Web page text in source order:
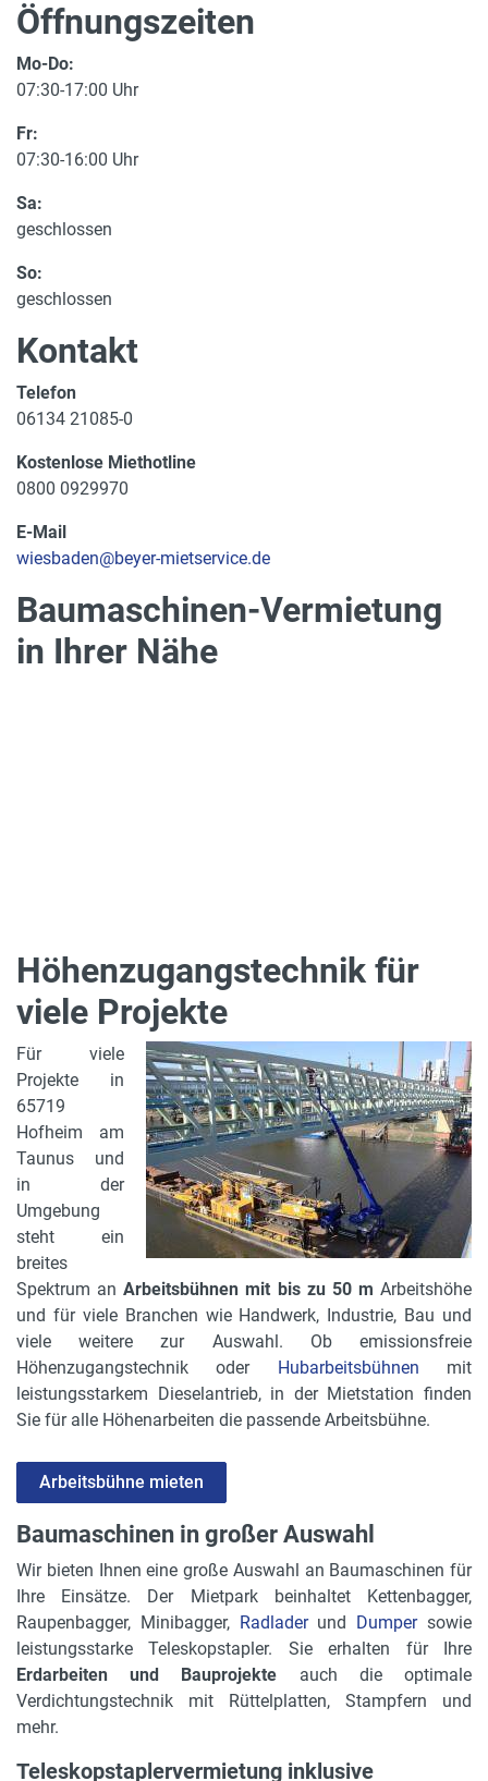
Öffnungszeiten
Mo-Do:
07:30-17:00 Uhr
Fr:
07:30-16:00 Uhr
Sa:
geschlossen
So:
geschlossen
Kontakt
Telefon
06134 21085-0
Kostenlose Miethotline
0800 0929970
E-Mail
wiesbaden@beyer-mietservice.de
Baumaschinen-Vermietung
in Ihrer Nähe
Höhenzugangstechnik für
viele Projekte
Für viele
Projekte in
65719
Hofheim am
Taunus und
in der
Umgebung
steht ein
breites
Spektrum anArbeitsbühnen mit bis zu 50 m Arbeitshöhe
und für viele Branchen wie Handwerk, Industrie, Bau und
viele weitere zur Auswahl. Ob emissionsfreie
Höhenzugangstechnik oder Hubarbeitsbühnen mit
leistungsstarkem Dieselantrieb, in der Mietstation finden
Sie für alle Höhenarbeiten die passende Arbeitsbühne.
Arbeitsbühne mieten
Baumaschinen in großer Auswahl
Wir bieten Ihnen eine große Auswahl an Baumaschinen für
Ihre Einsätze. Der Mietpark beinhaltet Kettenbagger,
Raupenbagger, Minibagger, Radladerund Dumpersowie
leistungsstarke Teleskopstapler. Sie erhalten für Ihre
Erdarbeiten und Bauprojekte auch die optimale
Verdichtungstechnik mit Rüttelplatten, Stampfern und
mehr.
Teleskopstaplervermietung inklusive